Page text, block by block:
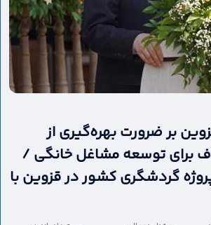
بر ضرورت بهره‌گیری از
برای توسعه مشاغل خانگی /
گردشگری کشور در قزوین با